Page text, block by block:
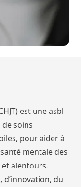
est une asbl
soins
pour aider à
mentale des
alentours.
d’innovation, du